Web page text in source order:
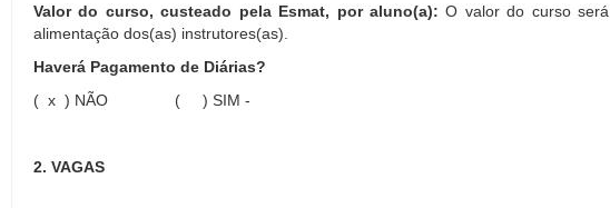
Valor do curso, custeado pela Esmat, por aluno(a):O valor do curso
alimentação dos(as) instrutores(as).
Haverá Pagamento de Diárias?
( x ) NÃO ( ) SIM -
2. VAGAS